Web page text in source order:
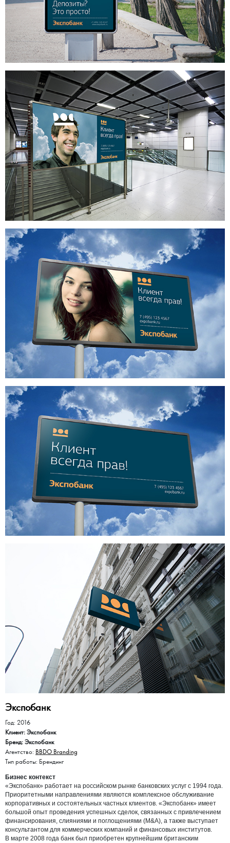
Экспобанк
Год: 2016
Клиент: Экспобанк
Бренд: Экспобанк
Агентство: BBDO Branding
Тип работы: Брендинг
Бизнес контекст
«Экспобанк» работает на российском рынке банковских услуг с 1994 года.
Приоритетными направлениями являются комплексное обслуживание
корпоративных и состоятельных частных клиентов. «Экспобанк» имеет
большой опыт проведения успешных сделок, связанных с привлечением
финансирования, слияниями и поглощениями (M&A), а также выступает
консультантом для коммерческих компаний и финансовых институтов.
В марте 2008 года банк был приобретен крупнейшим британским